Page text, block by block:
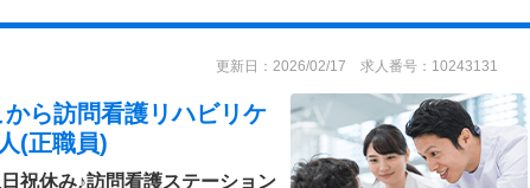
更新日：2026/02/17 求人番号：10243131
ら訪問看護リハビリケ
(正職員)
祝休み♪訪問看護ステーション